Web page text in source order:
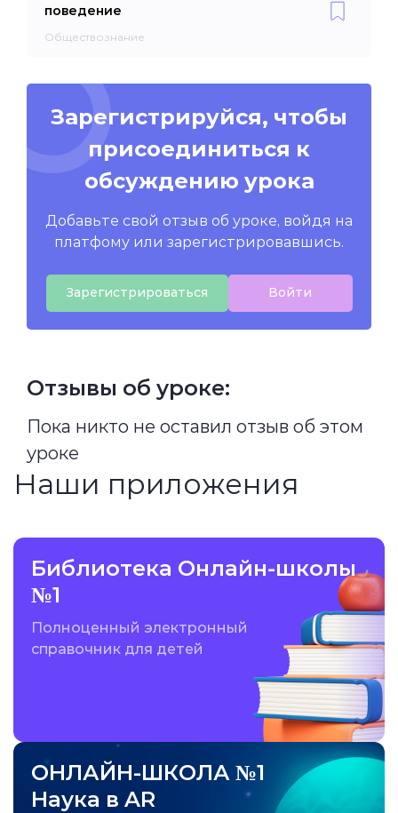
поведение
Обществознание
Зарегистрируйся, чтобы
присоединиться к
обсуждению урока
Добавьте свой отзыв об уроке, войдя на
платфому или зарегистрировавшись.
Зарегистрироваться Войти
Отзывы об уроке:
Пока никто не оставил отзыв об этом
уроке
Наши приложения
Библиотека Онлайн-школы
№1
Полноценный электронный
справочник для детей
ОНЛАЙН-ШКОЛА №1
Наука в AR